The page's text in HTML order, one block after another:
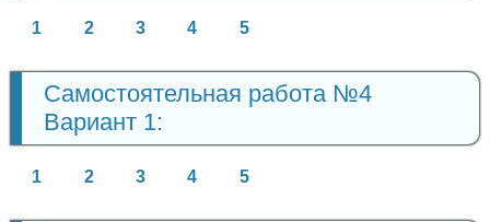
1 2 3 4 5
Самостоятельная работа №4
Вариант 1:
1 2 3 4 5